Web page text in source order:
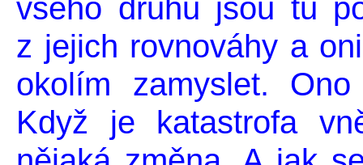
všeho druhu jsou tu
z jejich rovnováhy a
okolím zamyslet.
Když je katastrofa